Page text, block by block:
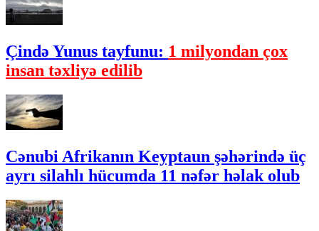
Çində Yunus tayfunu: 1 milyondan çox
insan təxliyə edilib
Cənubi Afrikanın Keyptaun şəhərində üç
ayrı silahlı hücumda 11 nəfər həlak olub